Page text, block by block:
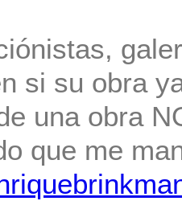
si su obra
una obra
que me